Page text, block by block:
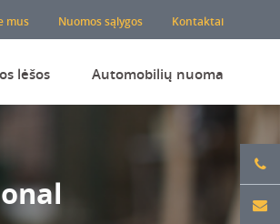
mus Nuomos sąlygos Kontaktai
lėšos Automobilių nuoma